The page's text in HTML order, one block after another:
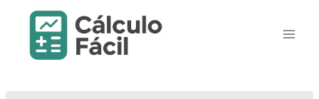
Saltar
contenido